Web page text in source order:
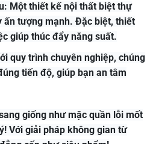
Một thiết kế nội thất biệt thự
ấn tượng mạnh. Đặc biệt, thiết
giúp thúc đẩy năng suất.
quy trình chuyên nghiệp, chúng
tiến độ, giúp bạn an tâm
giống như mặc quần lỗi mốt
Với giải pháp không gian từ